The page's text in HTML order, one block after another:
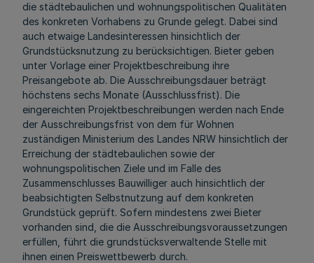
die städtebaulichen und wohnungspolitischen Qualitäten
des konkreten Vorhabens zu Grunde gelegt. Dabei sind
auch etwaige Landesinteressen hinsichtlich der
Grundstücksnutzung zu berücksichtigen. Bieter geben
unter Vorlage einer Projektbeschreibung ihre
Preisangebote ab. Die Ausschreibungsdauer beträgt
höchstens sechs Monate (Ausschlussfrist). Die
eingereichten Projektbeschreibungen werden nach Ende
der Ausschreibungsfrist von dem für Wohnen
zuständigen Ministerium des Landes NRW hinsichtlich der
Erreichung der städtebaulichen sowie der
wohnungspolitischen Ziele und im Falle des
Zusammenschlusses Bauwilliger auch hinsichtlich der
beabsichtigten Selbstnutzung auf dem konkreten
Grundstück geprüft. Sofern mindestens zwei Bieter
vorhanden sind, die die Ausschreibungsvoraussetzungen
erfüllen, führt die grundstücksverwaltende Stelle mit
ihnen einen Preiswettbewerb durch.